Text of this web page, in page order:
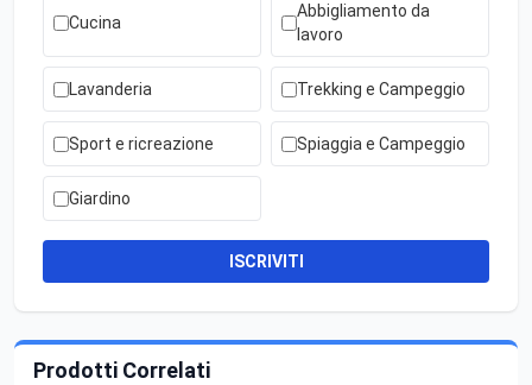
Cucina
Abbigliamento da
lavoro
Lavanderia Trekking e Campeggio
Sport e ricreazione Spiaggia e Campeggio
Giardino
ISCRIVITI
Prodotti Correlati